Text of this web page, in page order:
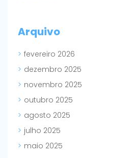
Arquivo
fevereiro 2026
dezembro 2025
novembro 2025
outubro 2025
agosto 2025
julho 2025
maio 2025